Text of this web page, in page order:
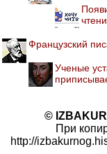
Французский
Ученые
©
При
http://